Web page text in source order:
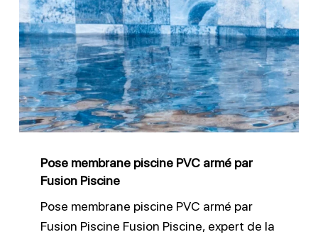
membrane
piscine
PVC
armé
par
Fusion
Pose membrane piscine PVC armé par
Fusion Piscine
Pose membrane piscine PVC armé par
Fusion Piscine Fusion Piscine, expert de la